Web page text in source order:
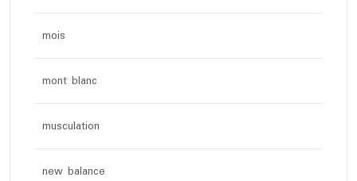
mois
mont blanc
musculation
new balance